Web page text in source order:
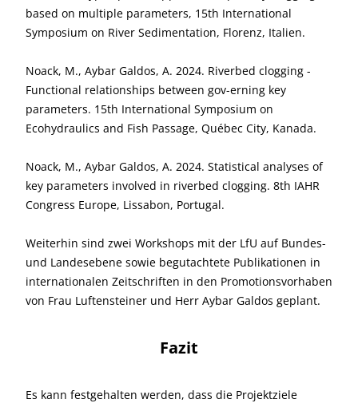
based on multiple parameters, 15th International
Symposium on River Sedimentation, Florenz, Italien.
Noack, M., Aybar Galdos, A. 2024. Riverbed clogging -
Functional relationships between gov-erning key
parameters. 15th International Symposium on
Ecohydraulics and Fish Passage, Québec City, Kanada.
Noack, M., Aybar Galdos, A. 2024. Statistical analyses of
key parameters involved in riverbed clogging. 8th IAHR
Congress Europe, Lissabon, Portugal.
Weiterhin sind zwei Workshops mit der LfU auf Bundes-
und Landesebene sowie begutachtete Publikationen in
internationalen Zeitschriften in den Promotionsvorhaben
von Frau Luftensteiner und Herr Aybar Galdos geplant.
Fazit
Es kann festgehalten werden, dass die Projektziele